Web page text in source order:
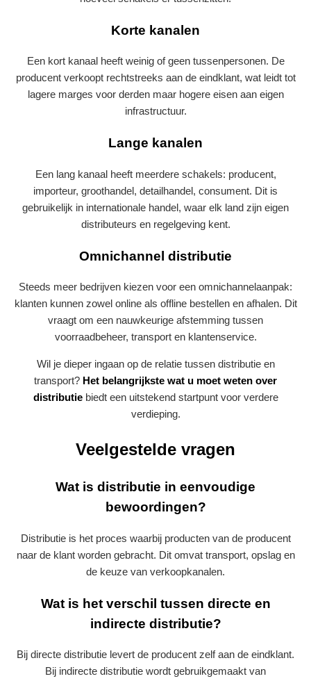
Korte kanalen
Een kort kanaal heeft weinig of geen tussenpersonen. De
producent verkoopt rechtstreeks aan de eindklant, wat leidt tot
lagere marges voor derden maar hogere eisen aan eigen
infrastructuur.
Lange kanalen
Een lang kanaal heeft meerdere schakels: producent,
importeur, groothandel, detailhandel, consument. Dit is
gebruikelijk in internationale handel, waar elk land zijn eigen
distributeurs en regelgeving kent.
Omnichannel distributie
Steeds meer bedrijven kiezen voor een omnichannel­aanpak:
klanten kunnen zowel online als offline bestellen en afhalen. Dit
vraagt om een nauwkeurige afstemming tussen
voorraadbeheer, transport en klantenservice.
Wil je dieper ingaan op de relatie tussen distributie en
transport? Het belangrijkste wat u moet weten over
distributiebiedt een uitstekend startpunt voor verdere
verdieping.
Veelgestelde vragen
Wat is distributie in eenvoudige
bewoordingen?
Distributie is het proces waarbij producten van de producent
naar de klant worden gebracht. Dit omvat transport, opslag en
de keuze van verkoopkanalen.
Wat is het verschil tussen directe en
indirecte distributie?
Bij directe distributie levert de producent zelf aan de eindklant.
Bij indirecte distributie wordt gebruikgemaakt van